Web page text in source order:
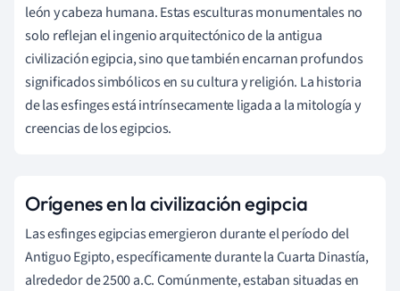
león y cabeza humana. Estas esculturas monumentales no
solo reflejan el ingenio arquitectónico de la antigua
civilización egipcia, sino que también encarnan profundos
significados simbólicos en su cultura y religión. La historia
de las esfinges está intrínsecamente ligada a la mitología y
creencias de los egipcios.
Orígenes en la civilización egipcia
Las esfinges egipcias emergieron durante el período del
Antiguo Egipto, específicamente durante la Cuarta Dinastía,
alrededor de 2500 a.C. Comúnmente, estaban situadas en